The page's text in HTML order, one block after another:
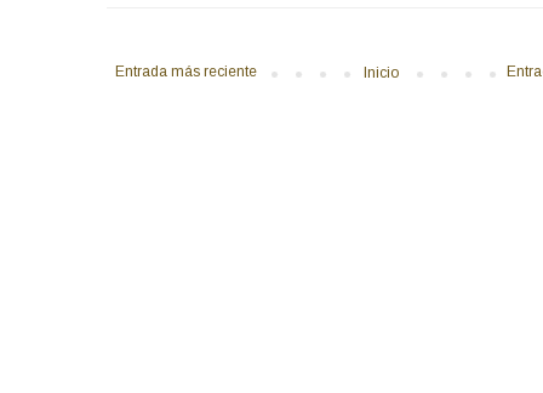
Entrada más reciente Inicio